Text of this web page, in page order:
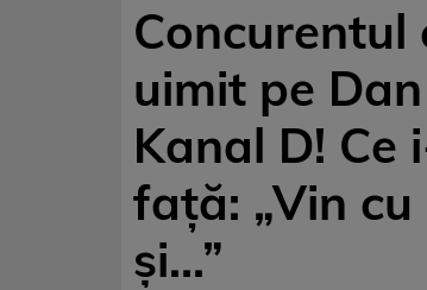
Concurentul
uimit pe
Kanal D! Ce
față: „Vin
și…”